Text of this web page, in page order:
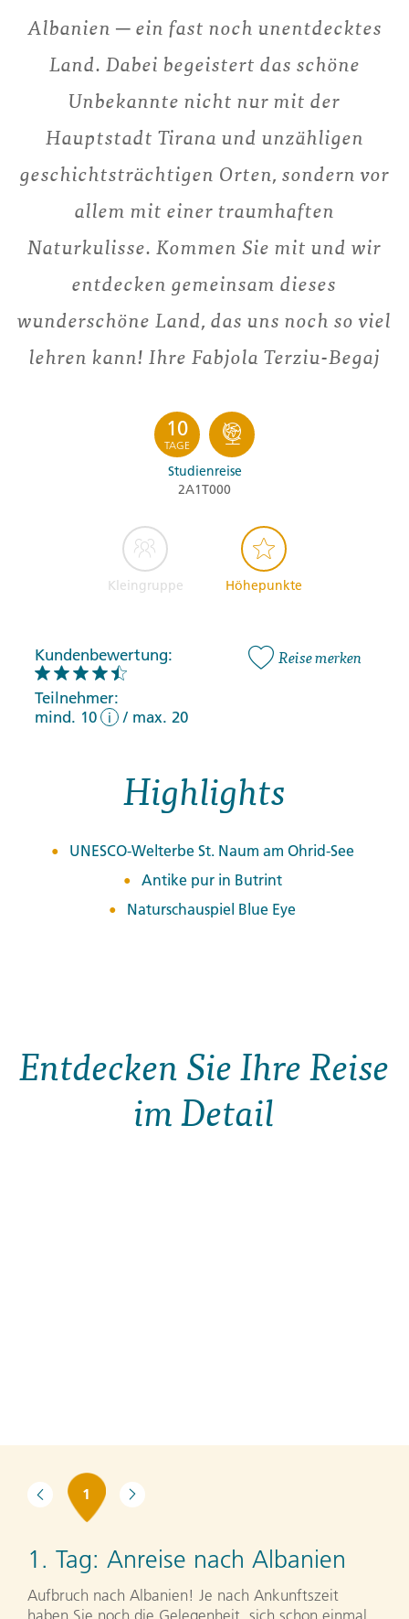
Albanien ─ ein fast noch unentdecktes
Land. Dabei begeistert das schöne
Unbekannte nicht nur mit der
Hauptstadt Tirana und unzähligen
geschichtsträchtigen Orten, sondern vor
allem mit einer traumhaften
Naturkulisse. Kommen Sie mit und wir
entdecken gemeinsam dieses
wunderschöne Land, das uns noch so viel
lehren kann! Ihre Fabjola Terziu-Begaj
10
TAGE
Studienreise
2A1T000
Kleingruppe Höhepunkte
Kundenbewertung:
Teilnehmer:
mind. 10
i / max. 20
Reise merken
Highlights
UNESCO-Welterbe St. Naum am Ohrid-See
Antike pur in Butrint
Naturschauspiel Blue Eye
Entdecken Sie Ihre Reise
im Detail
1
1. Tag: Anreise nach Albanien
Aufbruch nach Albanien! Je nach Ankunftszeit
haben Sie noch die Gelegenheit, sich schon einmal